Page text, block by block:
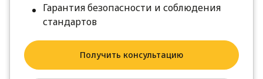
Гарантия безопасности и соблюдения
стандартов
Получить консультацию